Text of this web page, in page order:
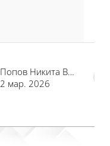
Попов Никита Владимирович
2 мар. 2026